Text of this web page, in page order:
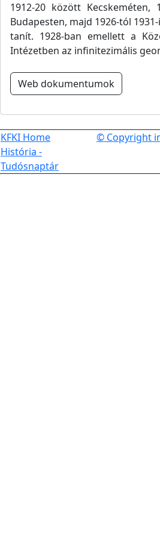
1912-20 között Kecskeméten,
Budapesten, majd 1926-tól
tanít. 1928-ban emellett a
Intézetben az infinitezimális
Web dokumentumok
KFKI Home
História -
Tudósnaptár
© Copyright